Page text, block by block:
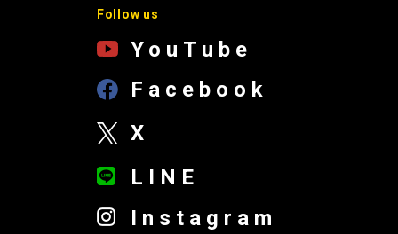
Follow us
YouTube
Facebook
X
LINE
Instagram